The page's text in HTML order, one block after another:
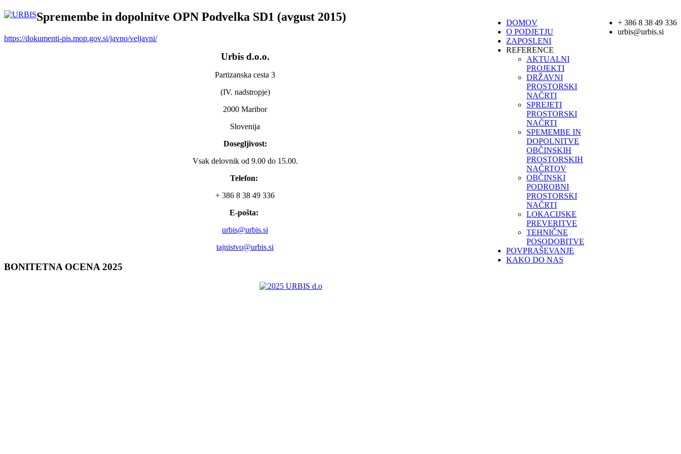
+ 386 8 38 49 336
urbis@urbis.si
DOMOV
O PODJETJU
ZAPOSLENI
REFERENCE
AKTUALNI
PROJEKTI
DRŽAVNI
PROSTORSKI
NAČRTI
SPREJETI
PROSTORSKI
NAČRTI
SPEMEMBE IN
DOPOLNITVE
OBČINSKIH
PROSTORSKIH
NAČRTOV
OBČINSKI
PODROBNI
PROSTORSKI
NAČRTI
LOKACIJSKE
PREVERITVE
TEHNIČNE
POSODOBITVE
POVPRAŠEVANJE
KAKO DO NAS
Spremembe in dopolnitve OPN Podvelka SD1 (avgust 2015)
https://dokumenti-pis.mop.gov.si/javno/veljavni/
Urbis d.o.o.
Partizanska cesta 3
(IV. nadstropje)
2000 Maribor
Slovenija
Dosegljivost:
Vsak delovnik od 9.00 do 15.00.
Telefon:
+ 386 8 38 49 336
E-pošta:
urbis@urbis.si
tajnistvo@urbis.si
BONITETNA OCENA 2025